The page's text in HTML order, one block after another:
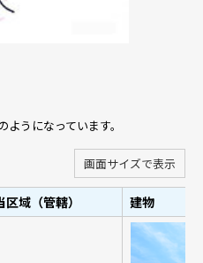
うになっています。
画面サイズで表示
区域（管轄） 建物